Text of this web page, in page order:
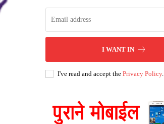
I WANT IN
I've read and accept thePrivacy Policy.